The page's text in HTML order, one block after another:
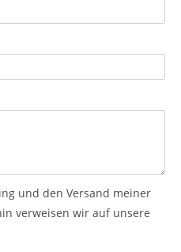
und den Versand meiner
verweisen wir auf unsere